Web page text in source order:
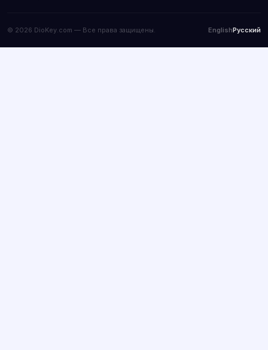
© 2026 DioKey.com — Все права защищены. EnglishРусский